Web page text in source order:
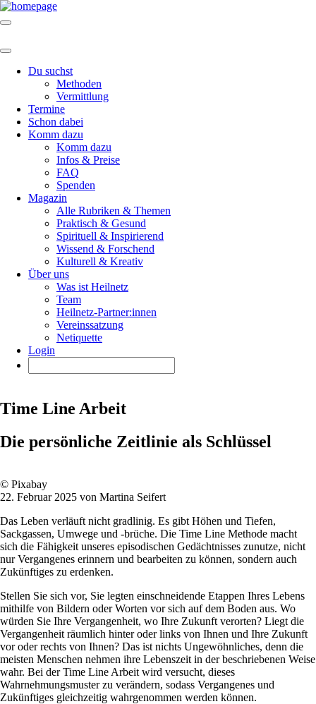
Du suchst
Methoden
Vermittlung
Termine
Schon dabei
Komm dazu
Komm dazu
Infos & Preise
FAQ
Spenden
Magazin
Alle Rubriken & Themen
Praktisch & Gesund
Spirituell & Inspirierend
Wissend & Forschend
Kulturell & Kreativ
Über uns
Was ist Heilnetz
Team
Heilnetz-Partner:innen
Vereinssatzung
Netiquette
Login
Time Line Arbeit
Die persönliche Zeitlinie als Schlüssel
© Pixabay
22. Februar 2025 von Martina Seifert
Das Leben verläuft nicht gradlinig. Es gibt Höhen und Tiefen,
Sackgassen, Umwege und -brüche. Die Time Line Methode macht
sich die Fähigkeit unseres episodischen Gedächtnisses zunutze, nicht
nur Vergangenes erinnern und bearbeiten zu können, sondern auch
Zukünftiges zu erdenken.
Stellen Sie sich vor, Sie legten einschneidende Etappen Ihres Lebens
mithilfe von Bildern oder Worten vor sich auf dem Boden aus. Wo
würden Sie Ihre Vergangenheit, wo Ihre Zukunft verorten? Liegt die
Vergangenheit räumlich hinter oder links von Ihnen und Ihre Zukunft
vor oder rechts von Ihnen? Das ist nichts Ungewöhnliches, denn die
meisten Menschen nehmen ihre Lebenszeit in der beschriebenen Weise
wahr. Bei der Time Line Arbeit wird versucht, dieses
Wahrnehmungsmuster zu verändern, sodass Vergangenes und
Zukünftiges gleichzeitig wahrgenommen werden können.